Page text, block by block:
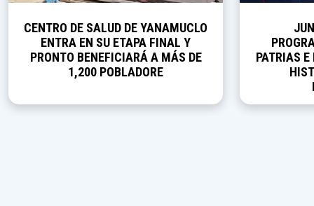
CENTRO DE SALUD DE YANAMUCLO
ENTRA EN SU ETAPA FINAL Y
PRONTO BENEFICIARÁ A MÁS DE
1,200 POBLADORE
PATRIAS